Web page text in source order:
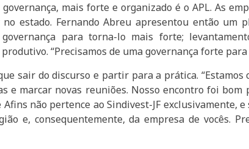
mais forte e organizado é o APL. As
estado. Fernando Abreu apresentou então um
para torna-lo mais forte;
“Precisamos de uma governança forte
sair do discurso e partir para a prática. “Estamos
e marcar novas reuniões. Nosso encontro foi
não pertence ao Sindivest-JF exclusivamente,
e, consequentemente, da empresa de vocês.